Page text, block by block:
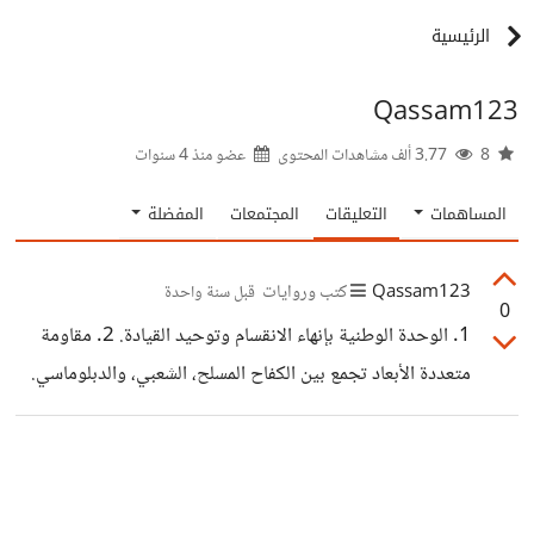
الرئيسية
Qassam123
عضو منذ4 سنوات
المساهمات التعليقات المجتمعات المفضلة
0
Qassam123 كتب وروايات قبل سنة واحدة
1. الوحدة الوطنية بإنهاء الانقسام وتوحيد القيادة. 2. مقاومة
متعددة الأبعاد تجمع بين الكفاح المسلح، الشعبي، والدبلوماسي.
3. استغلال التغيرات الجيوسياسية لكسر الهيمنة الإسرائيلية. 5.